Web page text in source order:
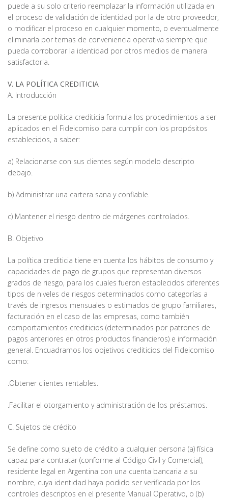
puede a su solo criterio reemplazar la información utilizada en
el proceso de validación de identidad por la de otro proveedor,
o modificar el proceso en cualquier momento, o eventualmente
eliminarla por temas de conveniencia operativa siempre que
pueda corroborar la identidad por otros medios de manera
satisfactoria.
V. LA POLÍTICA CREDITICIA
A. Introducción
La presente política crediticia formula los procedimientos a ser
aplicados en el Fideicomiso para cumplir con los propósitos
establecidos, a saber:
a) Relacionarse con sus clientes según modelo descripto
debajo.
b) Administrar una cartera sana y confiable.
c) Mantener el riesgo dentro de márgenes controlados.
B. Objetivo
La política crediticia tiene en cuenta los hábitos de consumo y
capacidades de pago de grupos que representan diversos
grados de riesgo, para los cuales fueron establecidos diferentes
tipos de niveles de riesgos determinados como categorías a
través de ingresos mensuales o estimados de grupo familiares,
facturación en el caso de las empresas, como también
comportamientos crediticios (determinados por patrones de
pagos anteriores en otros productos financieros) e información
general. Encuadramos los objetivos crediticios del Fideicomiso
como:
.Obtener clientes rentables.
.Facilitar el otorgamiento y administración de los préstamos.
C. Sujetos de crédito
Se define como sujeto de crédito a cualquier persona (a) física
capaz para contratar (conforme al Código Civil y Comercial),
residente legal en Argentina con una cuenta bancaria a su
nombre, cuya identidad haya podido ser verificada por los
controles descriptos en el presente Manual Operativo, o (b)